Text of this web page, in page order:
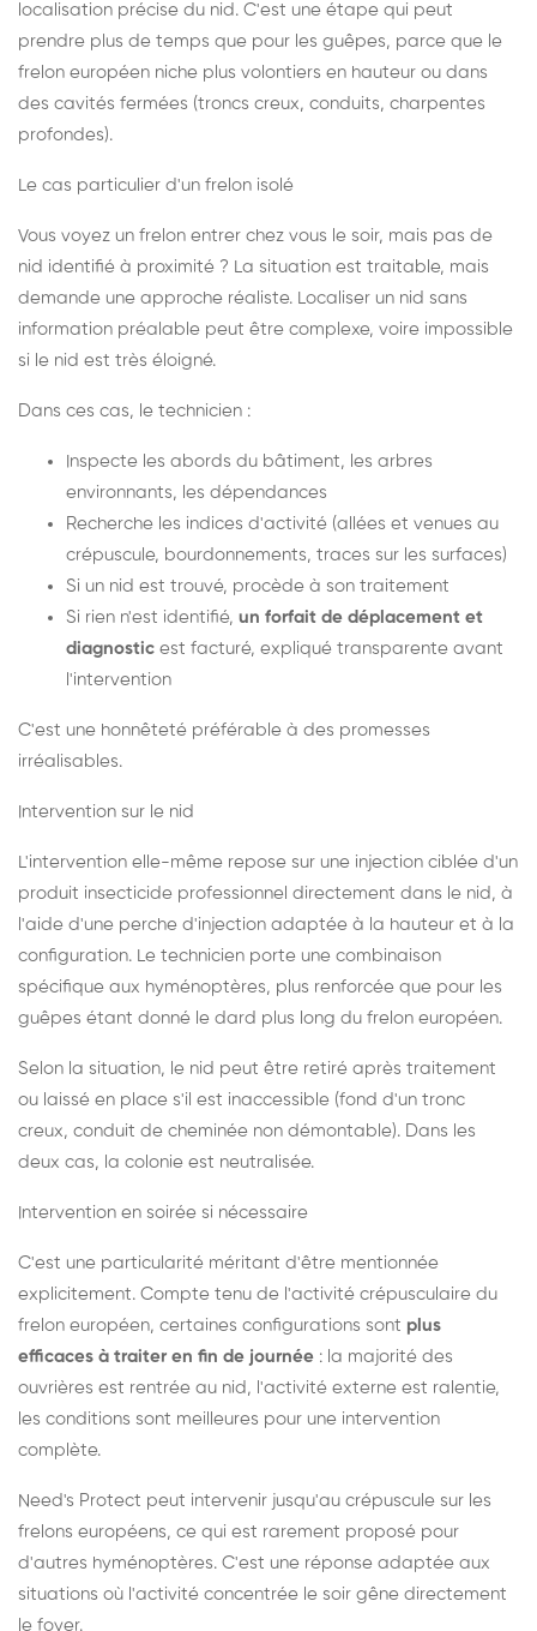
localisation précise du nid. C'est une étape qui peut
prendre plus de temps que pour les guêpes, parce que le
frelon européen niche plus volontiers en hauteur ou dans
des cavités fermées (troncs creux, conduits, charpentes
profondes).
Le cas particulier d'un frelon isolé
Vous voyez un frelon entrer chez vous le soir, mais pas de
nid identifié à proximité ? La situation est traitable, mais
demande une approche réaliste. Localiser un nid sans
information préalable peut être complexe, voire impossible
si le nid est très éloigné.
Dans ces cas, le technicien :
Inspecte les abords du bâtiment, les arbres
environnants, les dépendances
Recherche les indices d'activité (allées et venues au
crépuscule, bourdonnements, traces sur les surfaces)
Si un nid est trouvé, procède à son traitement
Si rien n'est identifié, un forfait de déplacement et
diagnostic est facturé, expliqué transparente avant
l'intervention
C'est une honnêteté préférable à des promesses
irréalisables.
Intervention sur le nid
L'intervention elle-même repose sur une injection ciblée d'un
produit insecticide professionnel directement dans le nid, à
l'aide d'une perche d'injection adaptée à la hauteur et à la
configuration. Le technicien porte une combinaison
spécifique aux hyménoptères, plus renforcée que pour les
guêpes étant donné le dard plus long du frelon européen.
Selon la situation, le nid peut être retiré après traitement
ou laissé en place s'il est inaccessible (fond d'un tronc
creux, conduit de cheminée non démontable). Dans les
deux cas, la colonie est neutralisée.
Intervention en soirée si nécessaire
C'est une particularité méritant d'être mentionnée
explicitement. Compte tenu de l'activité crépusculaire du
frelon européen, certaines configurations sont plus
efficaces à traiter en fin de journée : la majorité des
ouvrières est rentrée au nid, l'activité externe est ralentie,
les conditions sont meilleures pour une intervention
complète.
Need's Protect peut intervenir jusqu'au crépuscule sur les
frelons européens, ce qui est rarement proposé pour
d'autres hyménoptères. C'est une réponse adaptée aux
situations où l'activité concentrée le soir gêne directement
le foyer.